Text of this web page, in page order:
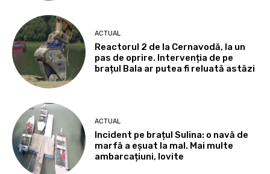
ACTUAL
Reactorul 2 de la Cernavodă, la un
pas de oprire. Intervenția de pe
brațul Bala ar putea fi reluată astăzi
ACTUAL
Incident pe brațul Sulina: o navă de
marfă a eșuat la mal. Mai multe
ambarcațiuni, lovite